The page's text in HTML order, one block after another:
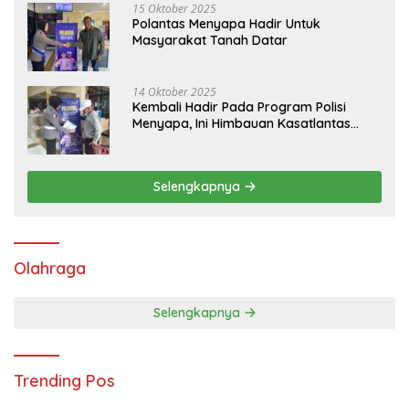
15 Oktober 2025
Polantas Menyapa Hadir Untuk
Masyarakat Tanah Datar
14 Oktober 2025
Kembali Hadir Pada Program Polisi
Menyapa, Ini Himbauan Kasatlantas
Selengkapnya
Olahraga
Selengkapnya
Trending Pos